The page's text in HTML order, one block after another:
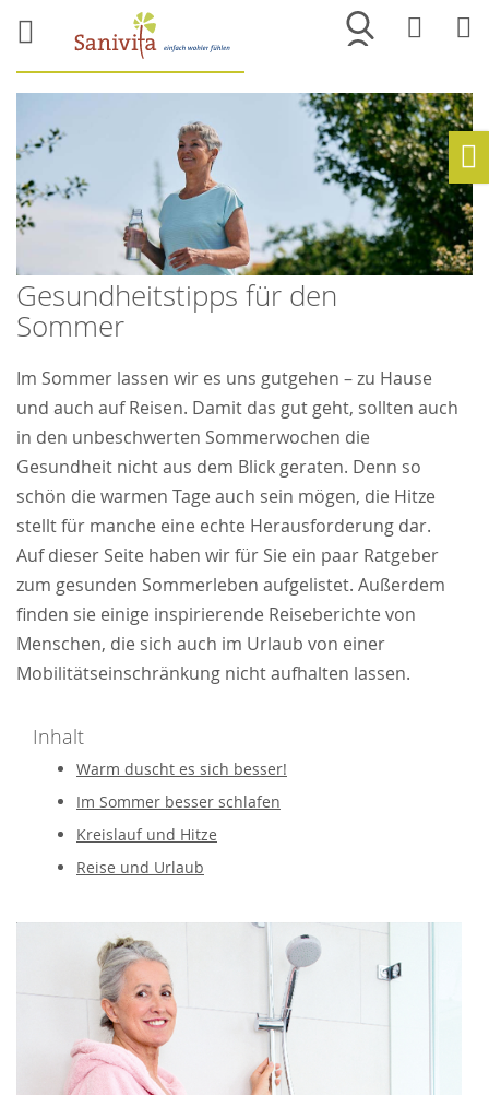
Merkliste
Gesundheitstipps für den
Sommer
Im Sommer lassen wir es uns gutgehen – zu Hause
und auch auf Reisen. Damit das gut geht, sollten auch
in den unbeschwerten Sommerwochen die
Gesundheit nicht aus dem Blick geraten. Denn so
schön die warmen Tage auch sein mögen, die Hitze
stellt für manche eine echte Herausforderung dar.
Auf dieser Seite haben wir für Sie ein paar Ratgeber
zum gesunden Sommerleben aufgelistet. Außerdem
finden sie einige inspirierende Reiseberichte von
Menschen, die sich auch im Urlaub von einer
Mobilitätseinschränkung nicht aufhalten lassen.
Inhalt
Warm duscht es sich besser!
Im Sommer besser schlafen
Kreislauf und Hitze
Reise und Urlaub